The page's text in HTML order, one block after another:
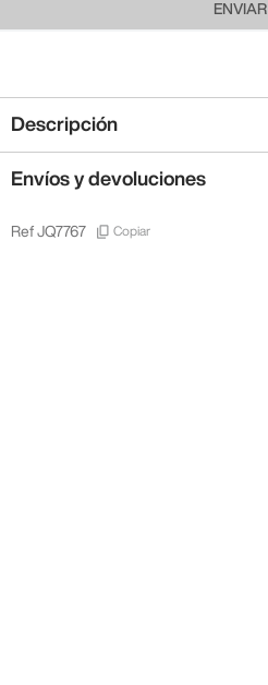
ENVIAR
Descripción
Envíos y devoluciones
Ref JQ7767 Copiar